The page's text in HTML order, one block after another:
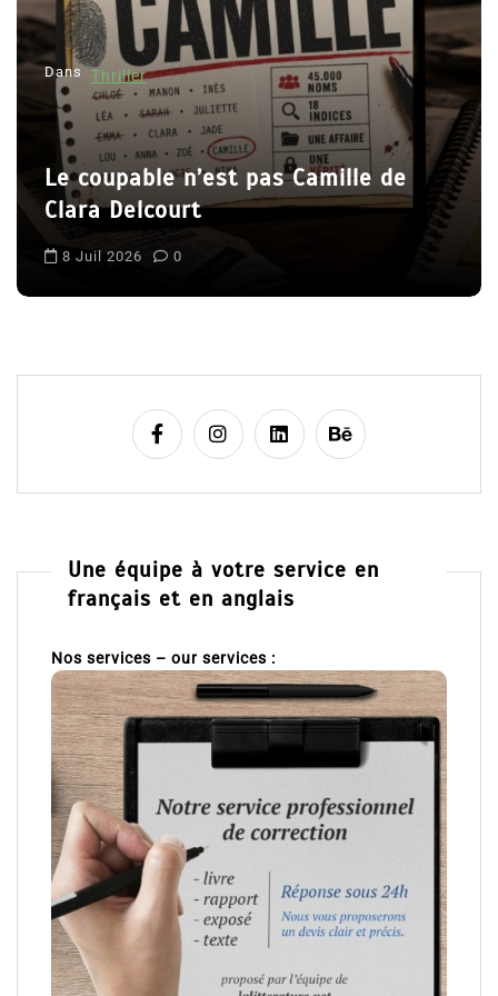
l
e
Dans Thriller
Le coupable n’est pas Camille de
Clara Delcourt
8 Juil 2026 0
Une équipe à votre service en
français et en anglais
Nos services – our services :